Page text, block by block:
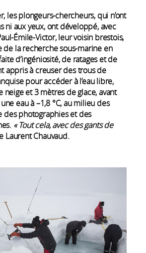
les plongeurs-­chercheurs, qui n’ont
ni aux yeux, ont développé, avec
Émile-Victor, leur voisin brestois,
la recherche sous-­marine en
d’ingéniosité, de ratages et de
appris à creuser des trous de
pour accéder à l’eau libre,
neige et 3 mètres de glace, avant
eau à –1,8 °C, au milieu des
des ­photographies et des
« Tout cela, avec des gants de
Laurent Chauvaud.